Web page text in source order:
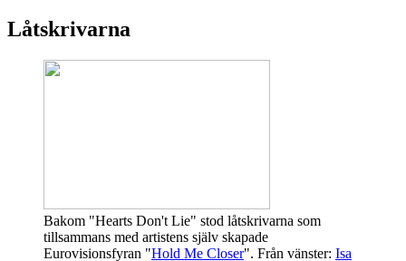
Låtskrivarna
Bakom "Hearts Don't Lie" stod låtskrivarna som
tillsammans med artistens själv skapade
Eurovisionsfyran "Hold Me Closer". Från vänster: Isa